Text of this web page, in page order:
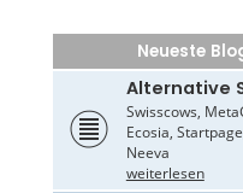
Neueste
Alternative
Swisscows,
Ecosia,
Neeva
weiterlesen